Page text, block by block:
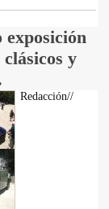
exposición
clásicos y
Redacción//